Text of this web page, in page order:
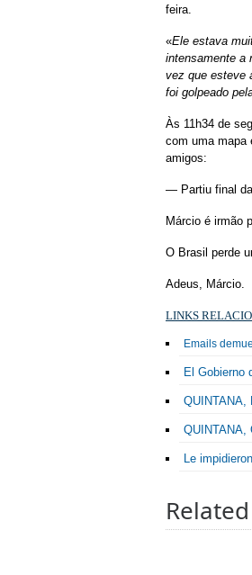
feira.
«Ele estava
intensamente a
vez que esteve
foi golpeado
Às 11h34 de
com uma mapa
amigos:
— Partiu final
Márcio é irmão
O Brasil perde
Adeus, Márcio.
LINKS
Emails
El Gobierno
QUINTANA,
QUINTANA,
Le